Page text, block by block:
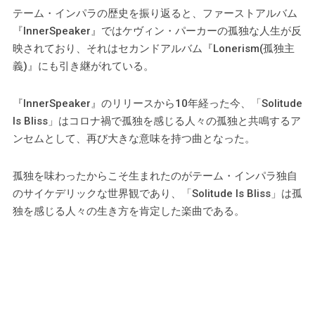
テーム・インパラの歴史を振り返ると、ファーストアルバム
『InnerSpeaker』ではケヴィン・パーカーの孤独な人生が反
映されており、それはセカンドアルバム『Lonerism(孤独主
義)』にも引き継がれている。
『InnerSpeaker』のリリースから10年経った今、「Solitude
Is Bliss」はコロナ禍で孤独を感じる人々の孤独と共鳴するア
ンセムとして、再び大きな意味を持つ曲となった。
孤独を味わったからこそ生まれたのがテーム・インパラ独自
のサイケデリックな世界観であり、「Solitude Is Bliss」は孤
独を感じる人々の生き方を肯定した楽曲である。